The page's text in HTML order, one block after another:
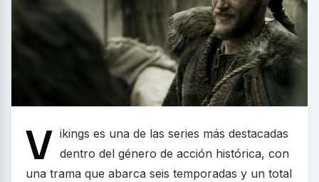
V ikings es una de las series más destacadas
dentro del género de acción histórica, con
una trama que abarca seis temporadas y un total